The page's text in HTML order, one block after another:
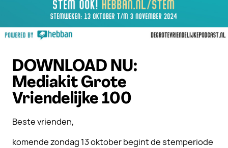
DOWNLOAD NU:
Mediakit Grote
Vriendelijke 100
Beste vrienden,
komende zondag 13 oktober begint de stemperiode